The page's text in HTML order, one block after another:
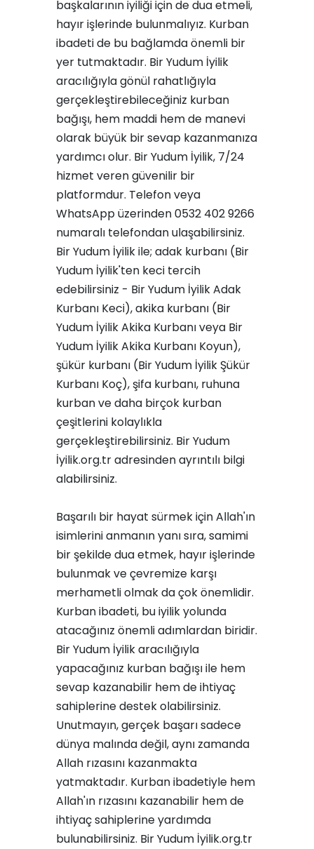
başkalarının iyiliği için de dua etmeli,
hayır işlerinde bulunmalıyız. Kurban
ibadeti de bu bağlamda önemli bir
yer tutmaktadır. Bir Yudum İyilik
aracılığıyla gönül rahatlığıyla
gerçekleştirebileceğiniz kurban
bağışı, hem maddi hem de manevi
olarak büyük bir sevap kazanmanıza
yardımcı olur. Bir Yudum İyilik, 7/24
hizmet veren güvenilir bir
platformdur. Telefon veya
WhatsApp üzerinden 0532 402 9266
numaralı telefondan ulaşabilirsiniz.
Bir Yudum İyilik ile; adak kurbanı (Bir
Yudum İyilik'ten keci tercih
edebilirsiniz - Bir Yudum İyilik Adak
Kurbanı Keci), akika kurbanı (Bir
Yudum İyilik Akika Kurbanıveya Bir
Yudum İyilik Akika Kurbanı Koyun),
şükür kurbanı (Bir Yudum İyilik Şükür
Kurbanı Koç), şifa kurbanı, ruhuna
kurban ve daha birçok kurban
çeşitlerini kolaylıkla
gerçekleştirebilirsiniz. Bir Yudum
İyilik.org.tr adresinden ayrıntılı bilgi
alabilirsiniz.
Başarılı bir hayat sürmek için Allah'ın
isimlerini anmanın yanı sıra, samimi
bir şekilde dua etmek, hayır işlerinde
bulunmak ve çevremize karşı
merhametli olmak da çok önemlidir.
Kurban ibadeti, bu iyilik yolunda
atacağınız önemli adımlardan biridir.
Bir Yudum İyilik aracılığıyla
yapacağınız kurban bağışı ile hem
sevap kazanabilir hem de ihtiyaç
sahiplerine destek olabilirsiniz.
Unutmayın, gerçek başarı sadece
dünya malında değil, aynı zamanda
Allah rızasını kazanmakta
yatmaktadır. Kurban ibadetiyle hem
Allah'ın rızasını kazanabilir hem de
ihtiyaç sahiplerine yardımda
bulunabilirsiniz. Bir Yudum İyilik.org.tr